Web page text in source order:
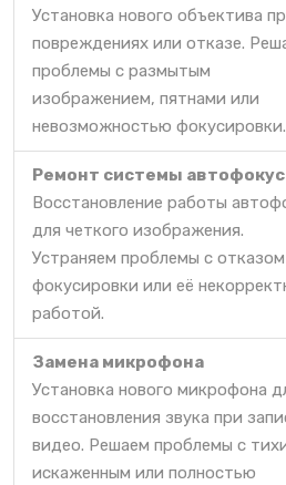
Установка нового объектива
повреждениях или отказе.
проблемы с размытым
изображением, пятнами или
невозможностью фокусировки.
Ремонт системы
Восстановление работы
для четкого изображения.
Устраняем проблемы с отказом
фокусировки или её
работой.
Замена микрофона
Установка нового микрофона
восстановления звука при
видео. Решаем проблемы с
искаженным или полностью